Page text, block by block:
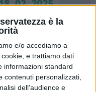
è la
e/o accediamo a
e trattiamo dati
informazioni standard
contenuti personalizzati,
dell'audience e